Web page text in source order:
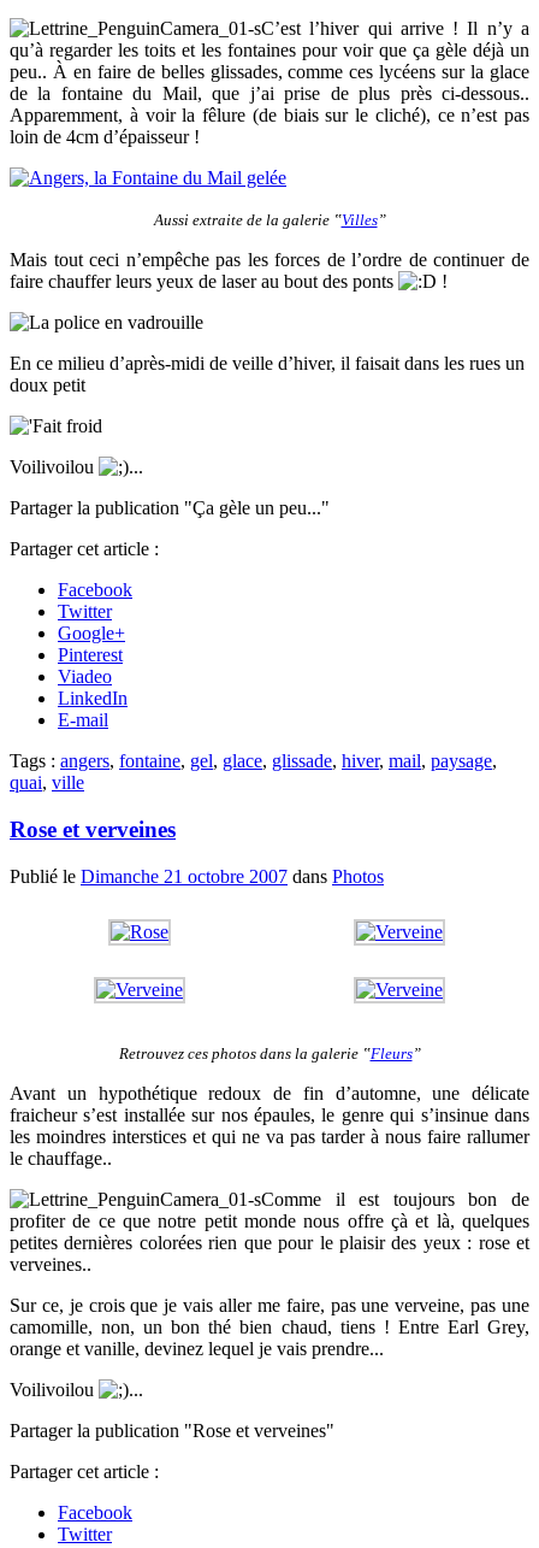
C’est l’hiver qui arrive ! Il n’y a
qu’à regarder les toits et les fontaines pour voir que ça gèle déjà un
peu.. À en faire de belles glissades, comme ces lycéens sur la glace
de la fontaine du Mail, que j’ai prise de plus près ci-dessous..
Apparemment, à voir la fêlure (de biais sur le cliché), ce n’est pas
loin de 4cm d’épaisseur !
Aussi extraite de la galerie ‟Villes”
Mais tout ceci n’empêche pas les forces de l’ordre de continuer de
faire chauffer leurs yeux de laser au bout des ponts
!
En ce milieu d’après-midi de veille d’hiver, il faisait dans les rues un
doux petit
Voilivoilou
...
Partager la publication "Ça gèle un peu..."
Partager cet article :
Facebook
Twitter
Google+
Pinterest
Viadeo
LinkedIn
E-mail
Tags : angers, fontaine, gel, glace, glissade, hiver, mail, paysage,
quai, ville
Rose et verveines
Publié le Dimanche 21 octobre 2007 dans Photos
Retrouvez ces photos dans la galerie ‟Fleurs”
Avant un hypothétique redoux de fin d’automne, une délicate
fraicheur s’est installée sur nos épaules, le genre qui s’insinue dans
les moindres interstices et qui ne va pas tarder à nous faire rallumer
le chauffage..
Comme il est toujours bon de
profiter de ce que notre petit monde nous offre çà et là, quelques
petites dernières colorées rien que pour le plaisir des yeux : rose et
verveines..
Sur ce, je crois que je vais aller me faire, pas une verveine, pas une
camomille, non, un bon thé bien chaud, tiens ! Entre Earl Grey,
orange et vanille, devinez lequel je vais prendre...
Voilivoilou
...
Partager la publication "Rose et verveines"
Partager cet article :
Facebook
Twitter